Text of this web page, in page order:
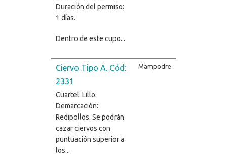
Duración del permiso:
1 días.
Dentro de este cupo...
Ciervo Tipo A. Cód:
2331
Cuartel: Lillo.
Demarcación:
Redipollos. Se podrán
cazar ciervos con
puntuación superior a
los...
Mampodre